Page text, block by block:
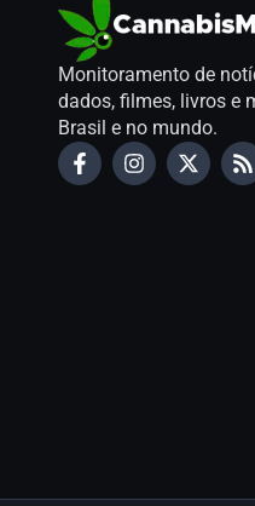
Monitoramento de
dados, filmes, livros e
Brasil e no mundo.